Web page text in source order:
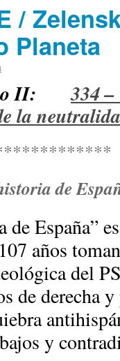
/
Planeta
II:334
la
de
España”
años
del
de derecha
y